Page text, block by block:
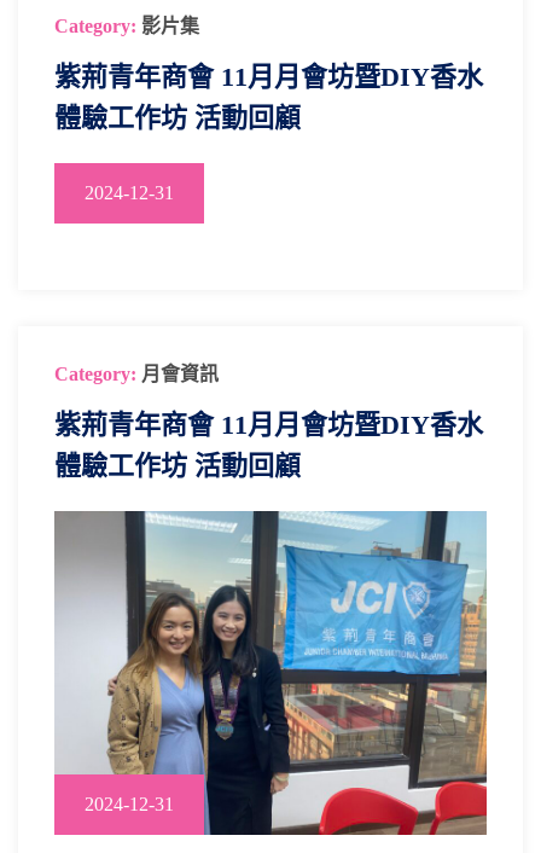
Category: 影片集
紫荊青年商會 11月月會坊暨DIY香水
體驗工作坊 活動回顧
2024-12-31
Category: 月會資訊
紫荊青年商會 11月月會坊暨DIY香水
體驗工作坊 活動回顧
2024-12-31